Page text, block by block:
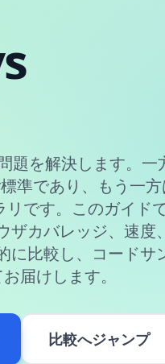
題を解決します。一
準であり、もう一
です。このガイド
ザカバレッジ、速度
に比較し、コードサ
届けします。
比較へジャンプ